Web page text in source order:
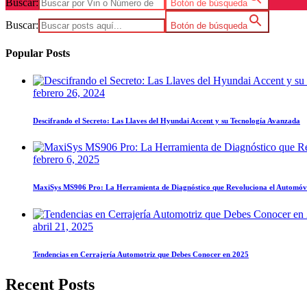
Buscar: Botón de búsqueda
Buscar: Botón de búsqueda
Popular Posts
febrero 26, 2024
Descifrando el Secreto: Las Llaves del Hyundai Accent y su Tecnología Avanzada
febrero 6, 2025
MaxiSys MS906 Pro: La Herramienta de Diagnóstico que Revoluciona el
abril 21, 2025
Tendencias en Cerrajería Automotriz que Debes Conocer en 2025
Recent Posts